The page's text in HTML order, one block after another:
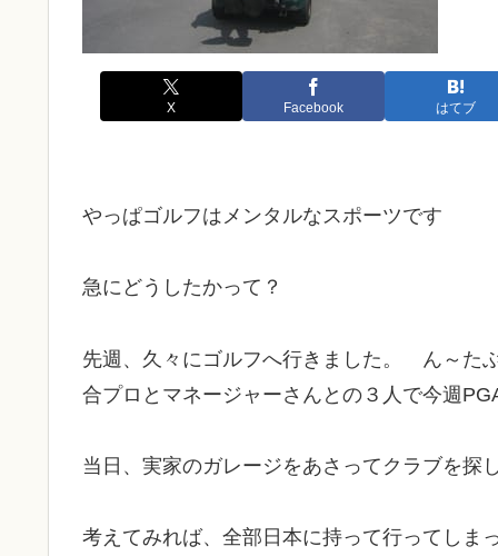
X Facebook はてブ
やっぱゴルフはメンタルなスポーツです
急にどうしたかって？
先週、久々にゴルフへ行きました。 ん～ た
合プロとマネージャーさんとの３人で今週
当日、実家のガレージをあさってクラブを探
考えてみれば、全部日本に持って行ってしま